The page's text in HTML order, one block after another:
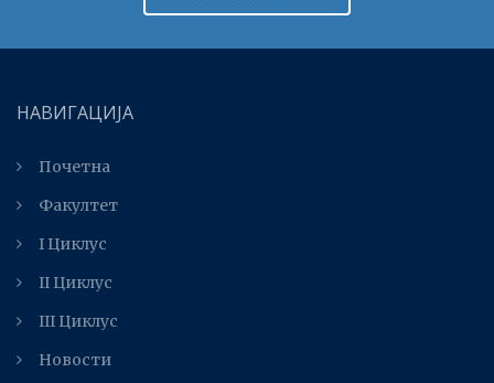
НАВИГАЦИЈА
Почетна
Факултет
I Циклус
II Циклус
III Циклус
Новости